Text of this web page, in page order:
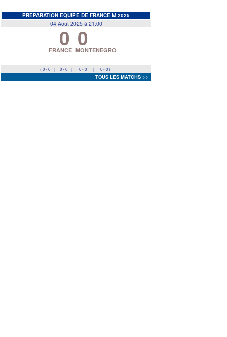
PREPARATION EQUIPE DE FRANCE M 2025
04 Août 2025 à 21:00
0
FRANCE 0
MONTENEGRO
( 0 - 0 | 0 - 0 | 0 - 0 | 0 - 0 )
TOUS LES MATCHS >>